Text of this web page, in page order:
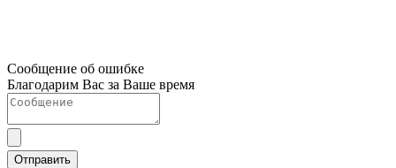
Сообщение об ошибке
Благодарим Вас за Ваше время
Отправить